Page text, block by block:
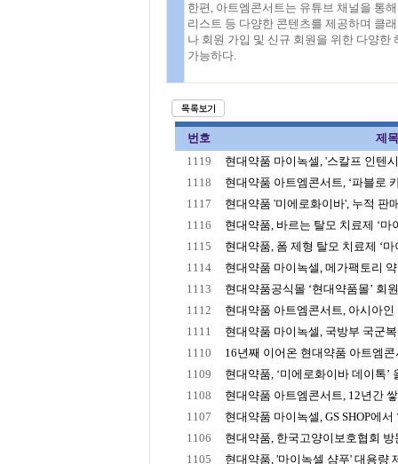
한편, 아트엠콘서트는 유튜브 채널을 통
리스트 등 다양한 콘텐츠를 제공하며 클
나 회원 가입 및 신규 회원을 위한 다양
가능하다.
번호
제목
1119
현대약품 마이녹셀, '스칼프 인텐
1118
현대약품 아트엠콘서트, ‘파블로
1117
현대약품 '미에로화이바', 누적 판
1116
현대약품, 바르는 탈모 치료제 ‘마
1115
현대약품, 폼 제형 탈모 치료제 ‘마
1114
현대약품 마이녹셀, 메가팩토리
1113
현대약품공식몰 ‘현대약품몰’ 회
1112
현대약품 아트엠콘서트, 아시아인
1111
현대약품 마이녹셀, 국방부 국군
1110
16년째 이어온 현대약품 아트엠콘
1109
현대약품, ‘미에로화이바 데이톡’
1108
현대약품 아트엠콘서트, 12년간
1107
현대약품 마이녹셀, GS SHOP에서
1106
현대약품, 한국고양이보호협회 방
1105
현대약품, '마이녹셀 샴푸' 대용량